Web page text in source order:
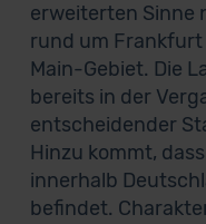
erweiterten Sinne
rund um Frankfurt
Main-Gebiet. Die
bereits in der
entscheidender
Hinzu kommt,
innerhalb
befindet.